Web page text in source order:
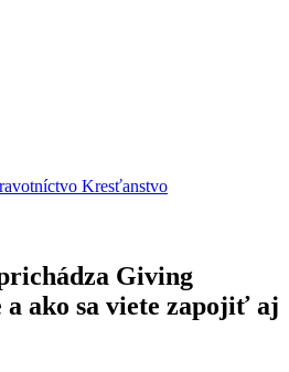
Kresťanstvo
Giving
a ako sa viete zapojiť aj